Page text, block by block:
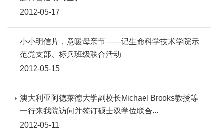
2012-05-17
小小明信片，意暖母亲节——记生命科学技术学院示
范党支部、标兵班级联合活动
2012-05-15
澳大利亚阿德莱德大学副校长Michael Brooks教授等
一行来我院访问并签订硕士双学位联合...
2012-05-11